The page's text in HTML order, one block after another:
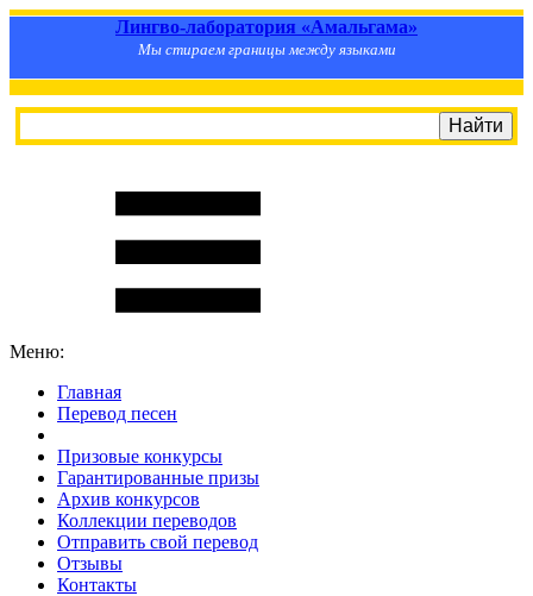
Лингво-лаборатория «Амальгама»
Мы стираем границы между языками
Меню:
Главная
Перевод песен
Призовые конкурсы
Гарантированные призы
Архив конкурсов
Коллекции переводов
Отправить свой перевод
Отзывы
Контакты